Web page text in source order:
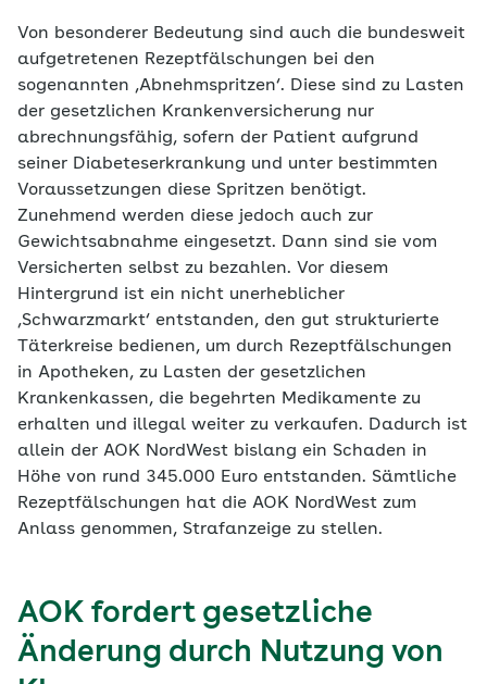
Von besonderer Bedeutung sind auch die bundesweit
aufgetretenen Rezeptfälschungen bei den
sogenannten ‚Abnehmspritzen‘. Diese sind zu Lasten
der gesetzlichen Krankenversicherung nur
abrechnungsfähig, sofern der Patient aufgrund
seiner Diabeteserkrankung und unter bestimmten
Voraussetzungen diese Spritzen benötigt.
Zunehmend werden diese jedoch auch zur
Gewichtsabnahme eingesetzt. Dann sind sie vom
Versicherten selbst zu bezahlen. Vor diesem
Hintergrund ist ein nicht unerheblicher
‚Schwarzmarkt‘ entstanden, den gut strukturierte
Täterkreise bedienen, um durch Rezeptfälschungen
in Apotheken, zu Lasten der gesetzlichen
Krankenkassen, die begehrten Medikamente zu
erhalten und illegal weiter zu verkaufen. Dadurch ist
allein der AOK NordWest bislang ein Schaden in
Höhe von rund 345.000 Euro entstanden. Sämtliche
Rezeptfälschungen hat die AOK NordWest zum
Anlass genommen, Strafanzeige zu stellen.
AOK fordert gesetzliche
Änderung durch Nutzung von